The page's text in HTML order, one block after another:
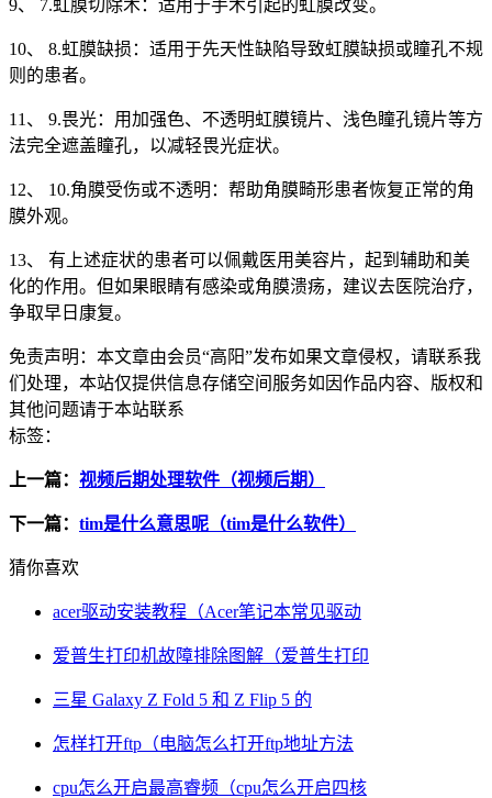
9、 7.虹膜切除术：适用于手术引起的虹膜改变。
10、 8.虹膜缺损：适用于先天性缺陷导致虹膜缺损或瞳孔不规
则的患者。
11、 9.畏光：用加强色、不透明虹膜镜片、浅色瞳孔镜片等方
法完全遮盖瞳孔，以减轻畏光症状。
12、 10.角膜受伤或不透明：帮助角膜畸形患者恢复正常的角
膜外观。
13、 有上述症状的患者可以佩戴医用美容片，起到辅助和美
化的作用。但如果眼睛有感染或角膜溃疡，建议去医院治疗，
争取早日康复。
免责声明： 本文章由会员“高阳”发布如果文章侵权，请联系我
们处理，本站仅提供信息存储空间服务如因作品内容、版权和
其他问题请于本站联系
标签：
上一篇： 视频后期处理软件（视频后期）
下一篇： tim是什么意思呢（tim是什么软件）
猜你喜欢
acer驱动安装教程（Acer笔记本常见驱动
爱普生打印机故障排除图解（爱普生打印
三星 Galaxy Z Fold 5 和 Z Flip 5 的
怎样打开ftp（电脑怎么打开ftp地址方法
cpu怎么开启最高睿频（cpu怎么开启四核